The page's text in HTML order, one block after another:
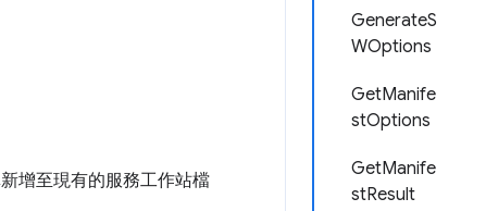
GenerateS
WOptions
GetManife
stOptions
GetManife
stResult
增至現有的服務工作站檔